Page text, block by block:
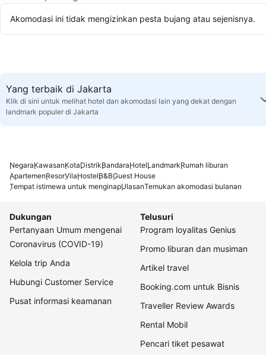
Akomodasi ini tidak mengizinkan pesta bujang atau sejenisnya.
Yang terbaik di Jakarta
Klik di sini untuk melihat hotel dan akomodasi lain yang dekat dengan
landmark populer di Jakarta
NegaraKawasanKotaDistrikBandaraHotelLandmarkRumah liburan
ApartemenResorVilaHostelB&BGuest House
Tempat istimewa untuk menginapUlasanTemukan akomodasi bulanan
Dukungan
Pertanyaan Umum mengenai
Coronavirus (COVID-19)
Kelola trip Anda
Hubungi Customer Service
Pusat informasi keamanan
Telusuri
Program loyalitas Genius
Promo liburan dan musiman
Artikel travel
Booking.com untuk Bisnis
Traveller Review Awards
Rental Mobil
Pencari tiket pesawat